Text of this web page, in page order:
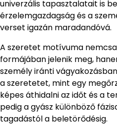
univerzális tapasztalatait is
érzelemgazdagság és a
verset igazán maradandóvá.
A szeretet motívuma
formájában jelenik meg,
személy iránti
a szeretetet, mint egy
képes áthidalni az időt és a
pedig a gyász különböző
tagadástól a beletörődésig.